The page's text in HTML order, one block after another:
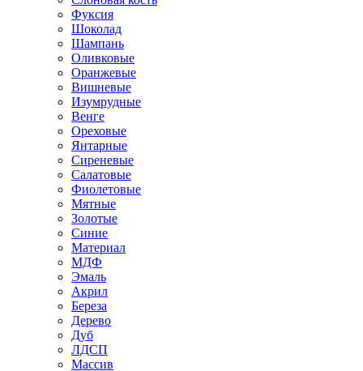
Фуксия
Шоколад
Шампань
Оливковые
Оранжевые
Вишневые
Изумрудные
Венге
Ореховые
Янтарные
Сиреневые
Салатовые
Фиолетовые
Мятные
Золотые
Синие
Материал
МДФ
Эмаль
Акрил
Береза
Дерево
Дуб
ЛДСП
Массив